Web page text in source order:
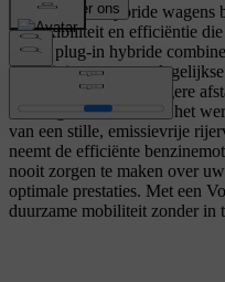
Onze plug-in hybride wagens
de flexibiliteit en efficiëntie
Volvo plug-in hybride
aandrijving voor uw
benzinemotor voor langere
volledig elektrisch naar het
van een stille, emissievrije
neemt de efficiënte
nooit zorgen te maken over
optimale prestaties. Met een
duurzame mobiliteit zonder in